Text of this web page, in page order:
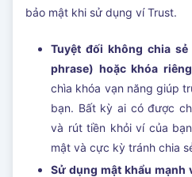
bảo mật khi sử dụng ví Trust.
Tuyệt đối không chia
phrase) hoặc khóa
chìa khóa vạn năng giúp
bạn. Bất kỳ ai có được
và rút tiền khỏi ví của
mật và cực kỳ tránh chia
Sử dụng mật khẩu mạnh